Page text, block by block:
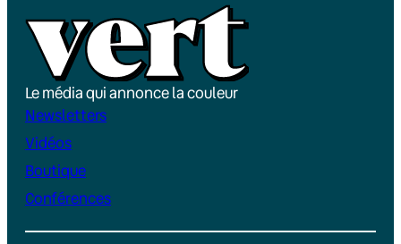
Le média qui annonce la couleur
Newsletters
Vidéos
Boutique
Conférences